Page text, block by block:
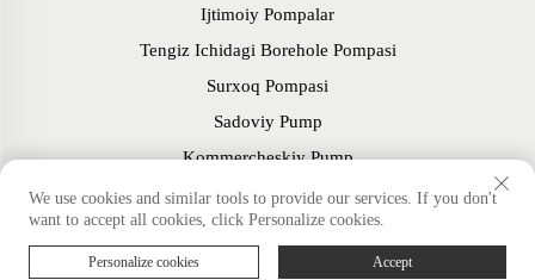
Ijtimoiy Pompalar
Tengiz Ichidagi Borehole Pompasi
Surxoq Pompasi
Sadoviy Pump
Kommercheskiy Pump
Muxlis
Kasblar
We use cookies and similar tools to provide our services. If you don't
want to accept all cookies, click Personalize cookies.
Personalize cookies Accept